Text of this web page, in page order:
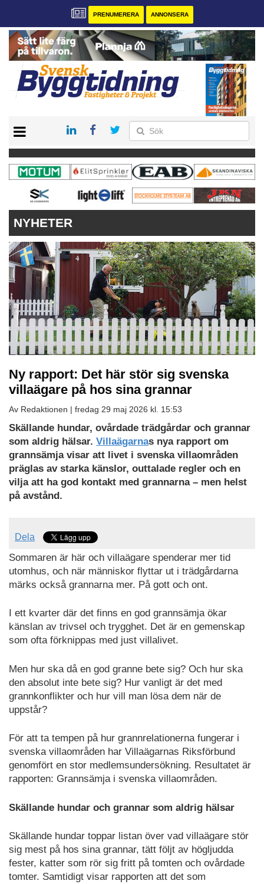
PRENUMERERA ANNONSERA
PRENUMERERA
VÅRA ANDRA MAGASIN
ANNONSERA
NYHETER
Ny rapport: Det här stör sig svenska
villaägare på hos sina grannar
Av Redaktionen | fredag 29 maj 2026 kl. 15:53
Skällande hundar, ovårdade trädgårdar och grannar
som aldrig hälsar. Villaägarnas nya rapport om
grannsämja visar att livet i svenska villaområden
präglas av starka känslor, outtalade regler och en
vilja att ha god kontakt med grannarna – men helst
på avstånd.
Dela
Sommaren är här och villaägare spenderar mer tid
utomhus, och när människor flyttar ut i trädgårdarna
märks också grannarna mer. På gott och ont.
I ett kvarter där det finns en god grannsämja ökar
känslan av trivsel och trygghet. Det är en gemenskap
som ofta förknippas med just villalivet.
Men hur ska då en god granne bete sig? Och hur ska
den absolut inte bete sig? Hur vanligt är det med
grannkonflikter och hur vill man lösa dem när de
uppstår?
För att ta tempen på hur grannrelationerna fungerar i
svenska villaområden har Villaägarnas Riksförbund
genomfört en stor medlemsundersökning. Resultatet är
rapporten: Grannsämja i svenska villaområden.
Skällande hundar och grannar som aldrig hälsar
Skällande hundar toppar listan över vad villaägare stör
sig mest på hos sina grannar, tätt följt av högljudda
fester, katter som rör sig fritt på tomten och ovårdade
tomter. Samtidigt visar rapporten att det som